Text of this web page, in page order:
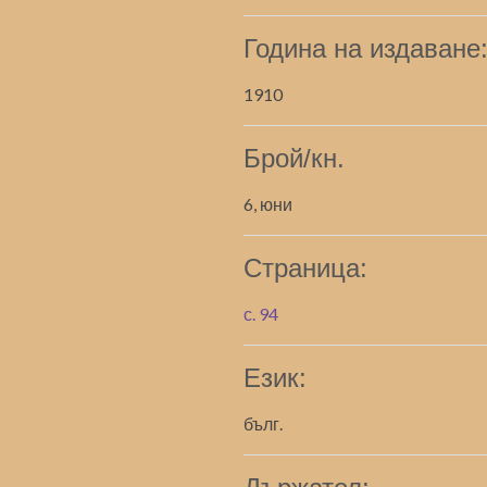
Година на издаване:
1910
Брой/кн.
6, юни
Страница:
с. 94
Език:
бълг.